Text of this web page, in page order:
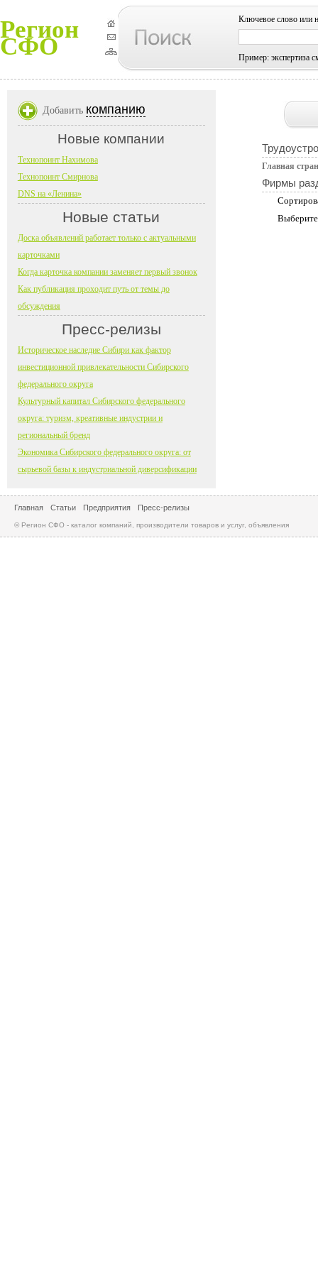
Регион
СФО
Ключевое слово или
Пример: экспертиза
Главная
Фирмы
Добавить компанию
Новые компании
Технопоинт Нахимова
Технопоинт Смирнова
DNS на «Ленина»
Новые статьи
Доска объявлений работает только с актуальными
карточками
Когда карточка компании заменяет первый звонок
Как публикация проходит путь от темы до
обсуждения
Пресс-релизы
Историческое наследие Сибири как фактор
инвестиционной привлекательности Сибирского
федерального округа
Культурный капитал Сибирского федерального
округа: туризм, креативные индустрии и
региональный бренд
Экономика Сибирского федерального округа: от
сырьевой базы к индустриальной диверсификации
Главная Статьи Предприятия Пресс-релизы
© Регион СФО - каталог компаний, производители товаров и услуг, объявления